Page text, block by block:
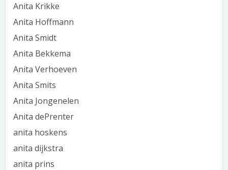
Anita Krikke
Anita Hoffmann
Anita Smidt
Anita Bekkema
Anita Verhoeven
Anita Smits
Anita Jongenelen
Anita dePrenter
anita hoskens
anita dijkstra
anita prins